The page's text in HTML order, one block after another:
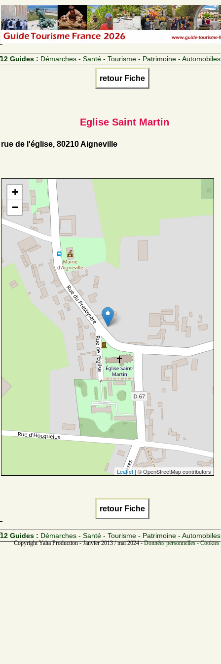
12 Guides : Démarches - Santé - Tourisme - Patrimoine - Automobiles
retour Fiche
Eglise Saint Martin
rue de l'église, 80210 Aigneville
+
−
Leaflet | © OpenStreetMap contributors
retour Fiche
12 Guides : Démarches - Santé - Tourisme - Patrimoine - Automobiles
Copyright Yalta Production - Janvier 2013 / mai 2024 -Données personnelles -